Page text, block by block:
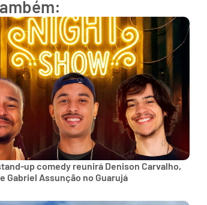
up comedy reunirá Denison Carvalho,
Gabriel Assunção no Guarujá